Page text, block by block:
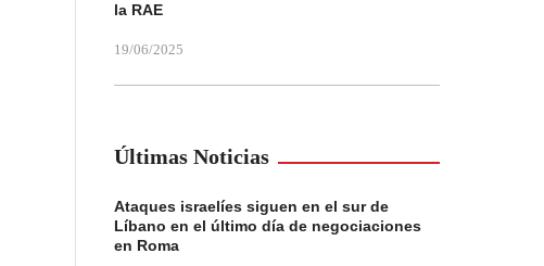
la RAE
19/06/2025
Últimas Noticias
Ataques israelíes siguen en el sur de
Líbano en el último día de negociaciones
en Roma